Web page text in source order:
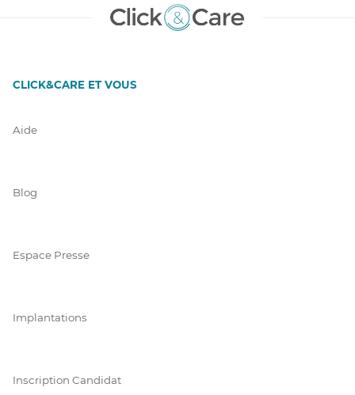
CLICK&CARE ET VOUS
Aide
Blog
Espace Presse
Implantations
Inscription Candidat